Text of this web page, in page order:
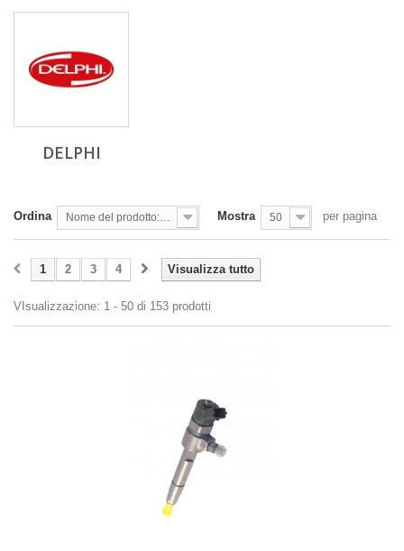
DELPHI
Ordina Nome del prodotto: dalla A alla Z Mostra 50 per pagina
Visualizza tutto
1 2 3 4
VIsualizzazione: 1 - 50 di 153 prodotti